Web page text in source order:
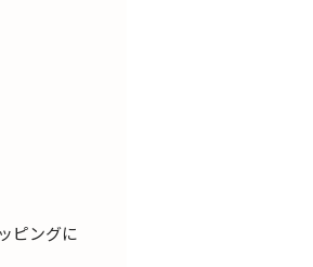
ピングに